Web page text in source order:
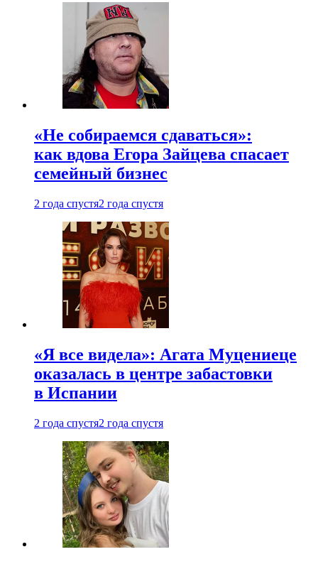
«Не собираемся сдаваться»:
как вдова Егора Зайцева спасает
семейный бизнес
2 года спустя2 года спустя
«Я все видела»: Агата Муцениеце
оказалась в центре забастовки
в Испании
2 года спустя2 года спустя